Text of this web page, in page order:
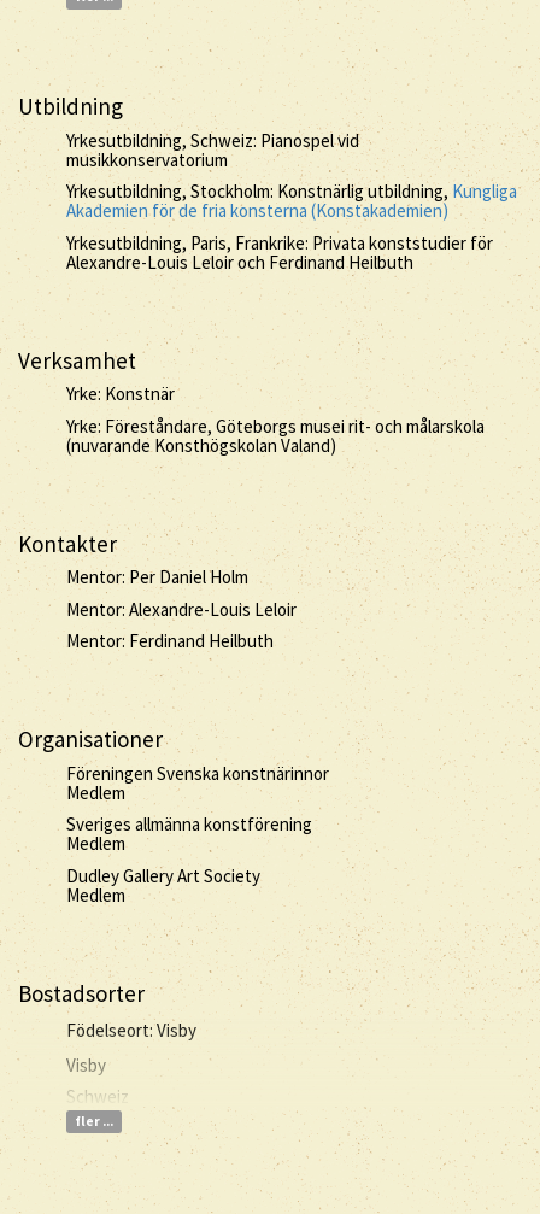
Utbildning
Yrkesutbildning, Schweiz: Pianospel vid
musikkonservatorium
Yrkesutbildning, Stockholm: Konstnärlig utbildning,Kungliga
Akademien för de fria konsterna (Konstakademien)
Yrkesutbildning, Paris, Frankrike: Privata konststudier för
Alexandre-Louis Leloir och Ferdinand Heilbuth
Verksamhet
Yrke: Konstnär
Yrke: Föreståndare, Göteborgs musei rit- och målarskola
(nuvarande Konsthögskolan Valand)
Kontakter
Mentor: Per Daniel Holm
Mentor: Alexandre-Louis Leloir
Mentor: Ferdinand Heilbuth
Organisationer
Föreningen Svenska konstnärinnor
Medlem
Sveriges allmänna konstförening
Medlem
Dudley Gallery Art Society
Medlem
Bostadsorter
Födelseort: Visby
Visby
Schweiz
fler ...